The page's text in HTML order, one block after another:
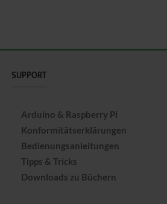
SUPPORT
Arduino & Raspberry Pi
Konformitätserklärungen
Bedienungsanleitungen
Tipps & Tricks
Downloads zu Büchern